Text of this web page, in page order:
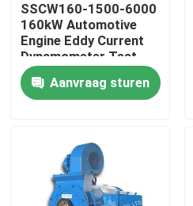
Producten
Over Ons
Kwaliteitscontrole
SSCW160-1500-6000
160kW Automotive
Engine Eddy Current
Dynamometer Test
Bench
Aanvraag sturen